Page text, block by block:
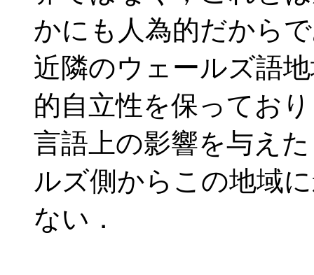
かにも人為的だから
近隣のウェールズ語
的自立性を保ってお
言語上の影響を与え
ルズ側から この地域
ない．